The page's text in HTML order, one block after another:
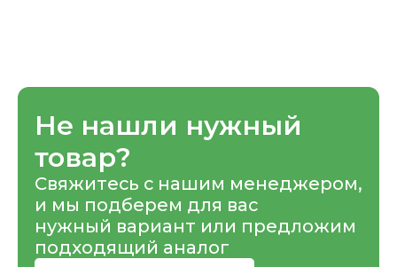
Не нашли нужный
товар?
Свяжитесь с нашим менеджером,
и мы подберем для вас
нужный вариант или предложим
подходящий аналог